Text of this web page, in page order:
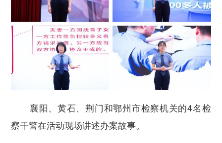
襄阳、黄石、荆门和鄂州市检察机关的4名检
察干警在活动现场讲述办案故事。